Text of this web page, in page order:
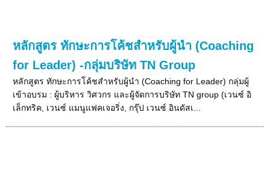
หลักสูตร ทักษะการโค้ชสำหรับผู้นำ (Coaching
for Leader) -กลุ่มบริษัท TN Group
หลักสูตร ทักษะการโค้ชสำหรับผู้นำ (Coaching for Leader) กลุ่มผู้
เข้าอบรม : ผู้บริหาร วิศวกร และผู้จัดการบริษัท TN group (เวนซ์ อิ
เล็กทริค, เวนซ์ แมนูแฟคเจอริ่ง, กรุ๊ป เวนซ์ อินดัสเ...